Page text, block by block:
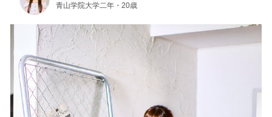
青山学院大学二年・20歳